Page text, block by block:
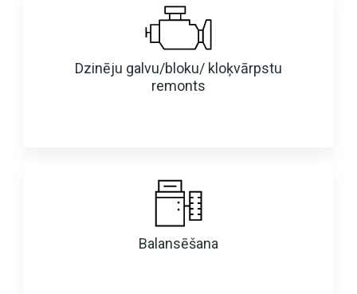
Dzinēju galvu/bloku/ kloķvārpstu
remonts
Balansēšana